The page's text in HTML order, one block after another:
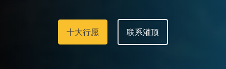
十大行愿 联系灌顶